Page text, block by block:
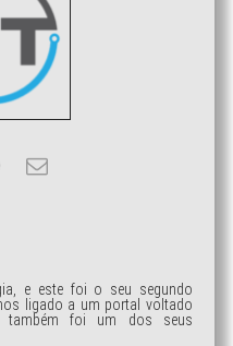
e este foi o seu segundo
ligado a um portal voltado
também foi um dos seus